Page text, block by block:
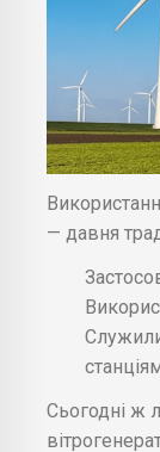
— давня
Сьогодні ж